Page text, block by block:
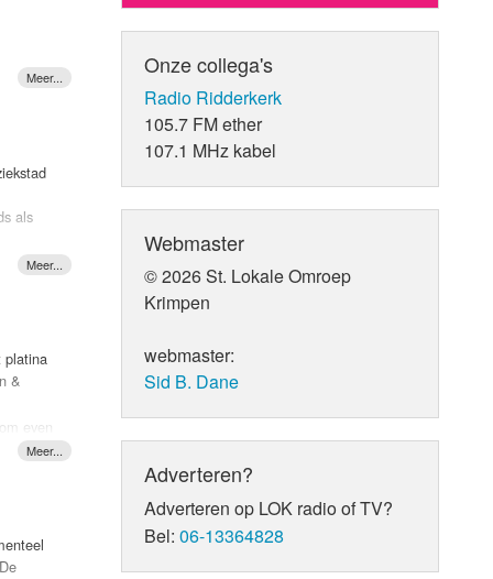
DJ als
verlies
als
in
platina
&
even
Onze collega's
Radio Ridderkerk
105.7 FM ether
107.1 MHz kabel
Webmaster
© 2026 St. Lokale Omroep
Krimpen
webmaster:
Sid B. Dane
Adverteren?
Adverteren op LOK radio of TV?
Bel:06-13364828